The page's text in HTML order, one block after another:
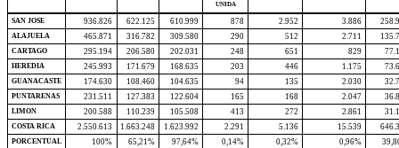
UNIDA
SAN JOSE 936.826 622.125 610.999 878 2.952 3.886
ALAJUELA 465.871 316.782 309.580 290 512 2.711
CARTAGO 295.194 206.580 202.031 248 651 829
HEREDIA 245.993 171.679 168.635 203 446 1.175
GUANACASTE 174.630 108.460 104.635 94 135 2.030
PUNTARENAS 231.511 127.383 122.604 165 168 2.047
LIMON 200.588 110.239 105.508 413 272 2.861
COSTA RICA 2.550.613 1.663.248 1.623.992 2.291 5.136 15.539
PORCENTUAL 100% 65,21% 97,64% 0,14% 0,32% 0,96%